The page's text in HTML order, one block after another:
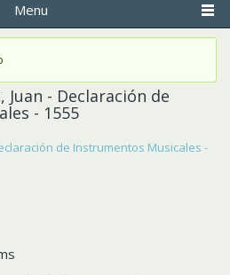
Menu
- Declaración de
- 1555
de Instrumentos Musicales -